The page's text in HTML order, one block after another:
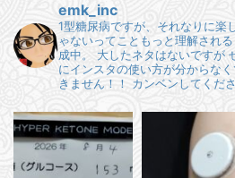
emk_inc
1型糖尿病ですが、それなりに楽
ゃないってこともっと理解される
成中。
大したネタはないですが
にインスタの使い方が分からな
きません！！
カンベンしてくだ